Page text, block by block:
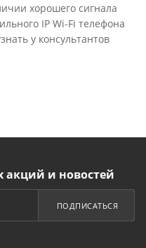
хорошего сигнала
IP Wi-Fi телефона
у консультантов
акций и новостей
ПОДПИСАТЬСЯ